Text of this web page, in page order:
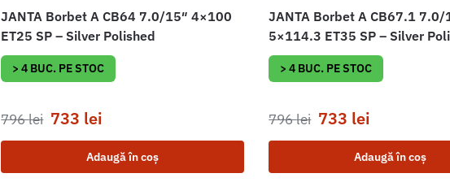
JANTA Borbet A CB64 7.0/15″ 4×100
ET25 SP – Silver Polished
> 4 BUC. PE STOC
796lei 733 lei
Adaugă în coș
JANTA Borbet A CB67.1 7.0/
5×114.3 ET35 SP – Silver
> 4 BUC. PE STOC
796lei 733 lei
Adaugă în coș